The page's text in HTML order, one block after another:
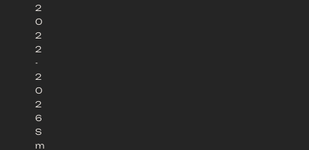
2
0
2
2
-
2
0
2
6
S
m